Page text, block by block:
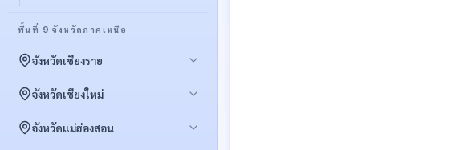
พื้นที่ 9 จังหวัดภาคเหนือ
จังหวัดเชียงราย
พื้นที่เฝ้าระวัง
จังหวัดเชียงใหม่
พื้นที่เฝ้าระวัง
จังหวัดแม่ฮ่องสอน